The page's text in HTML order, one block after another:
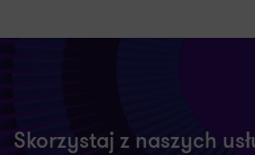
Skorzystaj z naszych